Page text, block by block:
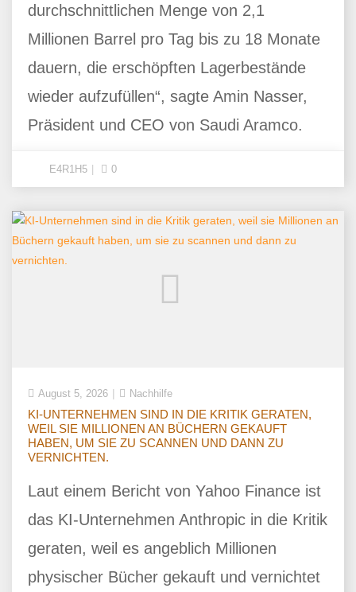
durchschnittlichen Menge von 2,1
Millionen Barrel pro Tag bis zu 18 Monate
dauern, die erschöpften Lagerbestände
wieder aufzufüllen“, sagte Amin Nasser,
Präsident und CEO von Saudi Aramco.
E4R1H5 0
August 5, 2026 Nachhilfe
KI-UNTERNEHMEN SIND IN DIE KRITIK GERATEN,
WEIL SIE MILLIONEN AN BÜCHERN GEKAUFT
HABEN, UM SIE ZU SCANNEN UND DANN ZU
VERNICHTEN.
Laut einem Bericht von Yahoo Finance ist
das KI-Unternehmen Anthropic in die Kritik
geraten, weil es angeblich Millionen
physischer Bücher gekauft und vernichtet